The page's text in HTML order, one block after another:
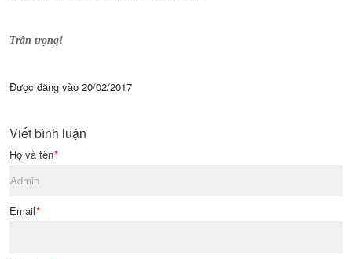
Trân trọng!
Được đăng vào 20/02/2017
Viết bình luận
Họ và tên*
Email*